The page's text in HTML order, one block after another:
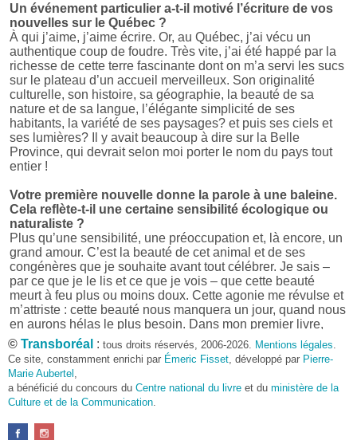
Un événement particulier a-t-il motivé l’écriture de vos
nouvelles sur le Québec ?
À qui j’aime, j’aime écrire. Or, au Québec, j’ai vécu un
authentique coup de foudre. Très vite, j’ai été happé par la
richesse de cette terre fascinante dont on m’a servi les sucs
sur le plateau d’un accueil merveilleux. Son originalité
culturelle, son histoire, sa géographie, la beauté de sa
nature et de sa langue, l’élégante simplicité de ses
habitants, la variété de ses paysages? et puis ses ciels et
ses lumières? Il y avait beaucoup à dire sur la Belle
Province, qui devrait selon moi porter le nom du pays tout
entier !
Votre première nouvelle donne la parole à une baleine.
Cela reflète-t-il une certaine sensibilité écologique ou
naturaliste ?
Plus qu’une sensibilité, une préoccupation et, là encore, un
grand amour. C’est la beauté de cet animal et de ses
congénères que je souhaite avant tout célébrer. Je sais –
par ce que je le lis et ce que je vois – que cette beauté
meurt à feu plus ou moins doux. Cette agonie me révulse et
m’attriste : cette beauté nous manquera un jour, quand nous
en aurons hélas le plus besoin. Dans mon premier livre,
j’avais pris goût à me mettre dans la peau d’une bête. Outre
l’intérêt de l’exercice littéraire, il me semble que cela peut
être un bon moyen pour transmettre certains messages.
Pourquoi avoir choisi le format des nouvelles plutôt
qu’un autre ?
D’abord parce que j’aime (décidément!) en lire !
© Transboréal : tous droits réservés, 2006-2026. Mentions légales
Ce site, constamment enrichi par Émeric Fisset , développé par Pierre-
Marie Aubertel
a bénéficié du concours du Centre national du livre et du ministère de la
Culture et de la Communication